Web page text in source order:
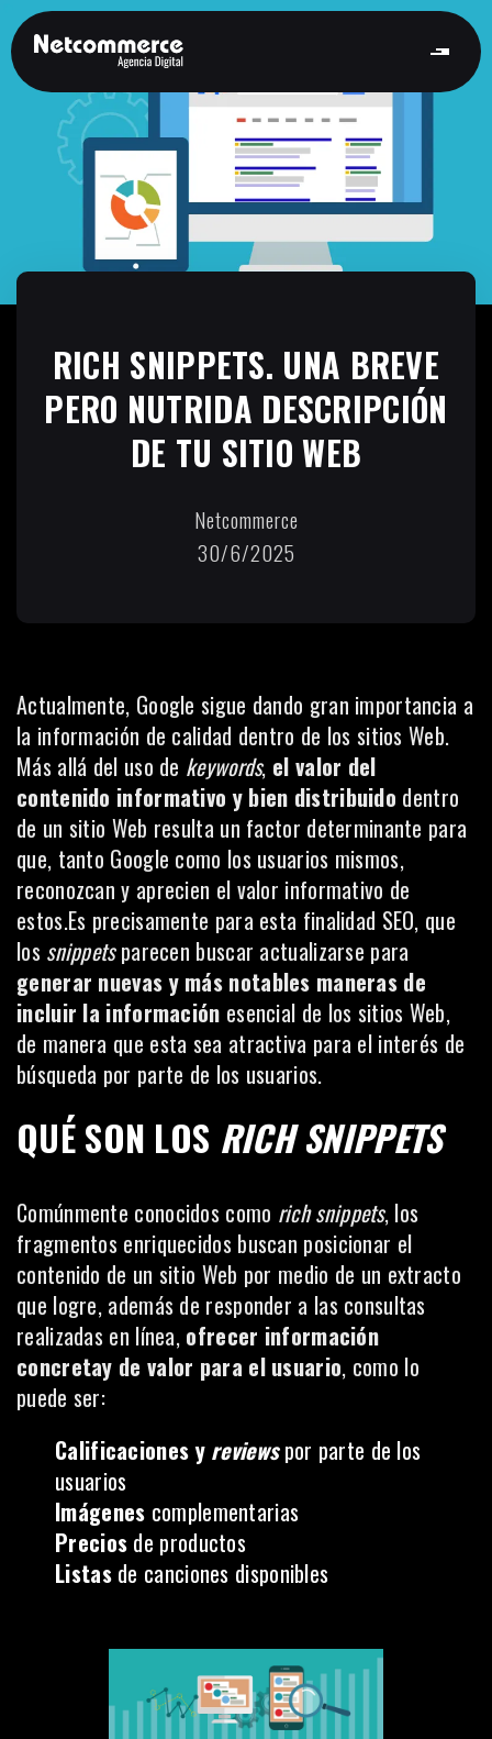
RICH SNIPPETS. UNA BREVE
PERO NUTRIDA DESCRIPCIÓN
DE TU SITIO WEB
Netcommerce
30/6/2025
Actualmente, Google sigue dando gran importancia a
la información de calidad dentro de los sitios Web.
Más allá del uso de keywords, el valor del
contenido informativo y bien distribuido dentro
de un sitio Web resulta un factor determinante para
que, tanto Google como los usuarios mismos,
reconozcan y aprecien el valor informativo de
estos.Es precisamente para esta finalidad SEO, que
los snippetsparecen buscar actualizarse para
generar nuevas y más notables maneras de
incluir la información esencial de los sitios Web,
de manera que esta sea atractiva para el interés de
búsqueda por parte de los usuarios.
QUÉ SON LOS RICH SNIPPETS
Comúnmente conocidos como rich snippets, los
fragmentos enriquecidos buscan posicionar el
contenido de un sitio Web por medio de un extracto
que logre, además de responder a las consultas
realizadas en línea, ofrecer información
concretay de valor para el usuario, como lo
puede ser:
Calificaciones y reviewspor parte de los
usuarios
Imágenes complementarias
Precios de productos
Listasde canciones disponibles